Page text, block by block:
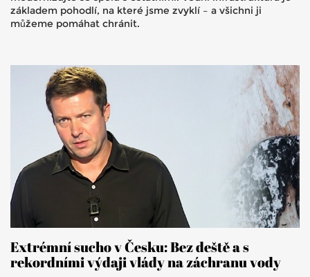
základem pohodlí, na které jsme zvyklí – a všichni ji
můžeme pomáhat chránit.
Extrémní sucho v Česku: Bez deště a s
rekordními výdaji vlády na záchranu vody